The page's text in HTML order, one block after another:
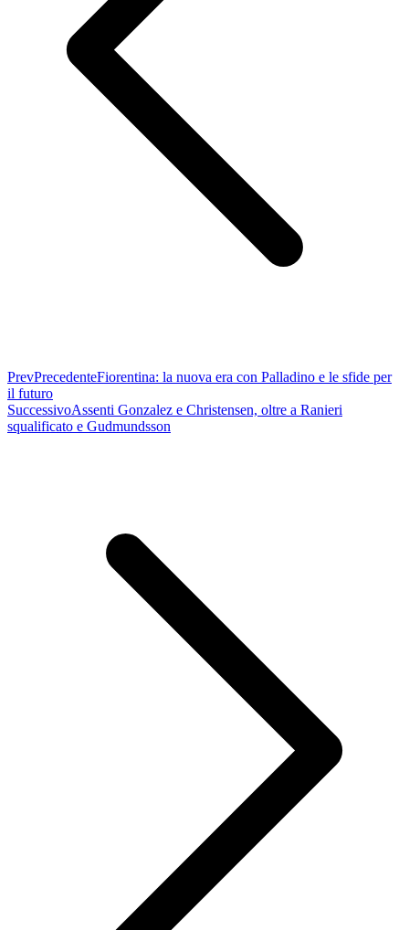
PrevPrecedenteFiorentina: la nuova era con Palladino e le sfide per
il futuro
SuccessivoAssenti Gonzalez e Christensen, oltre a Ranieri
squalificato e Gudmundsson